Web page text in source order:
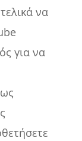
να
για να